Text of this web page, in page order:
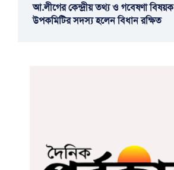
আ.লীগের কেন্দ্রীয় তথ্য ও গবেষণা বিষয়ক
উপকমিটির সদস্য হলেন বিধান রক্ষিত